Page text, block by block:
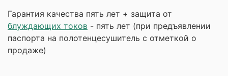
Гарантия качества пять лет + защита от
блуждающих токов - пять лет (при предъявлении
паспорта на полотенцесушитель с отметкой о
продаже)